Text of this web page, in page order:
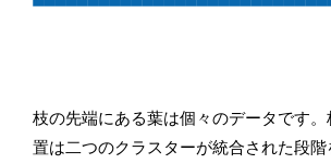
枝の先端にある葉は個々のデータです
置は二つのクラスターが統合された段